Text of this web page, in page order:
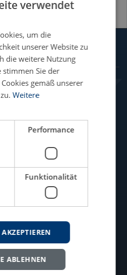
verwendet
um die
unserer Website zu
die weitere Nutzung
stimmen Sie der
gemäß unserer
Weitere
Performance
Funktionalität
ABLEHNEN